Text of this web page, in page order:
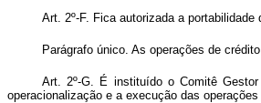
Art. 2º-F. Fica autorizada a
Parágrafo único. As operações de
Art. 2º-G. É instituído o Comitê
operacionalização e a execução das